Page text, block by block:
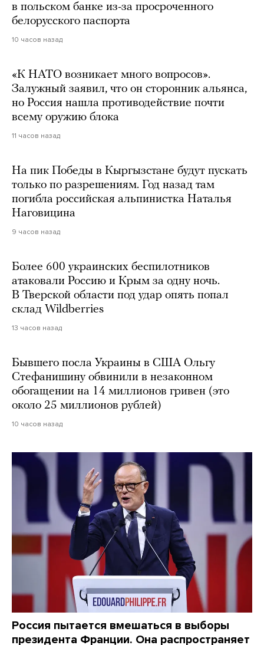
в польском банке из-за просроченного
белорусского паспорта
10 часов назад
«К НАТО возникает много вопросов».
Залужный заявил, что он сторонник альянса,
но Россия нашла противодействие почти
всему оружию блока
11 часов назад
На пик Победы в Кыргызстане будут пускать
только по разрешениям. Год назад там
погибла российская альпинистка Наталья
Наговицина
9 часов назад
Более 600 украинских беспилотников
атаковали Россию и Крым за одну ночь.
В Тверской области под удар опять попал
склад Wildberries
13 часов назад
Бывшего посла Украины в США Ольгу
Стефанишину обвинили в незаконном
обогащении на 14 миллионов гривен (это
около 25 миллионов рублей)
10 часов назад
Россия пытается вмешаться в выборы
президента Франции. Она распространяет